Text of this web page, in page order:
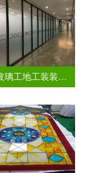
防爆玻璃工地工装装饰玻璃